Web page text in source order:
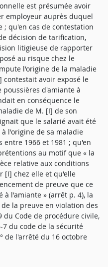
est présumée avoir
employeur auprès duquel
; qu'en cas de contestation
décision de tarification,
litigieuse de rapporter
au risque chez le
l'origine de la maladie
contestait avoir exposé le
d'amiante à
en conséquence le
de M. [I] de son
que le salarié avait été
l'origine de sa maladie
entre 1966 et 1981 ; qu'en
au motif que « la
relative aux conditions
[I] chez elle et qu'elle
de preuve que ce
l'amiante » (arrêt p. 4), la
la preuve en violation des
du Code de procédure civile,
7 du code de la sécurité
de l'arrêté du 16 octobre